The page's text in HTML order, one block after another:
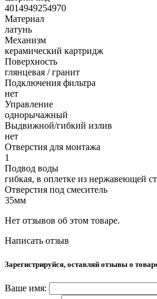
4014949254970
Материал
латунь
Механизм
керамический картридж
Поверхность
глянцевая / гранит
Подключения фильтра
нет
Управление
однорычажный
Выдвижной/гибкий излив
нет
Отверстия для монтажа
1
Подвод воды
гибкая, в оплетке из нержавеющей
Отверстия под смеситель
35мм
Нет отзывов об этом товаре.
Написать отзыв
Зарегистрируйся, оставляй отзывы о
Ваше имя: